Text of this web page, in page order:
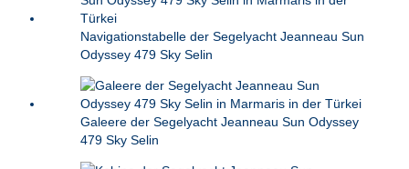
Navigationstabelle der Segelyacht Jeanneau Sun
Odyssey 479 Sky Selin
Galeere der Segelyacht Jeanneau Sun Odyssey
479 Sky Selin